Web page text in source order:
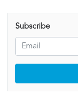
Subscribe